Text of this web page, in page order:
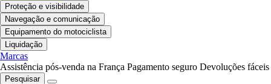
Proteção e visibilidade
Navegação e comunicação
Equipamento do motociclista
Liquidação
Marcas
Assistência pós-venda na França Pagamento seguro Devoluções fáceis
Pesquisar